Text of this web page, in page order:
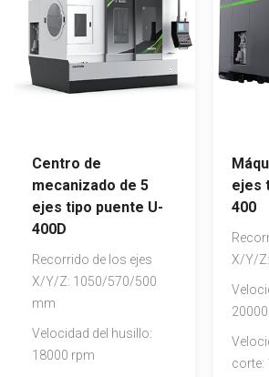
Centro de
mecanizado de 5
ejes tipo puente U-
400D
Recorrido de los ejes
X/Y/Z: 1050/570/500
mm
Velocidad del husillo:
18000 rpm
ejes
400
X/Y/
corte: